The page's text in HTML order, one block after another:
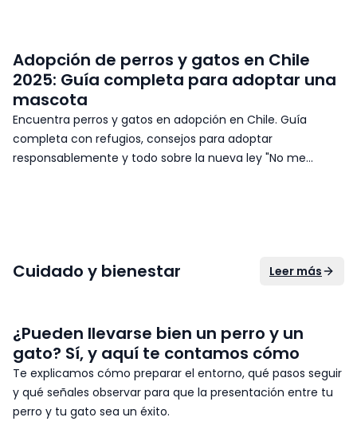
Adopción de perros y gatos en Chile
2025: Guía completa para adoptar una
mascota
Encuentra perros y gatos en adopción en Chile. Guía
completa con refugios, consejos para adoptar
responsablemente y todo sobre la nueva ley "No me
Cuidado y bienestar Leer más
¿Pueden llevarse bien un perro y un
gato? Sí, y aquí te contamos cómo
Te explicamos cómo preparar el entorno, qué pasos seguir
y qué señales observar para que la presentación entre tu
perro y tu gato sea un éxito.